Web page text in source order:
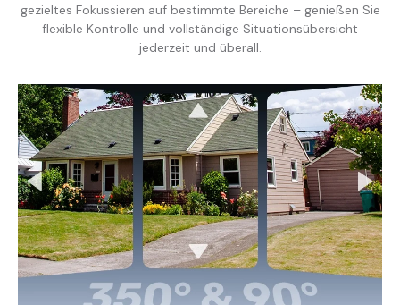
gezieltes Fokussieren auf bestimmte Bereiche – genießen Sie
flexible Kontrolle und vollständige Situationsübersicht
jederzeit und überall.